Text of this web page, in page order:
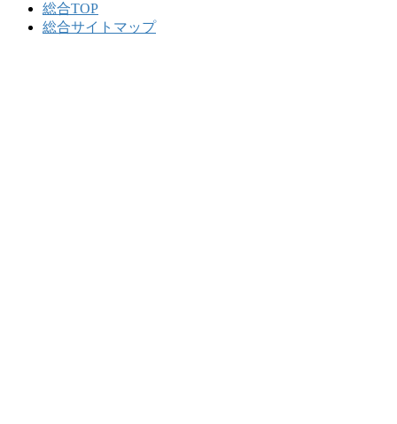
総合TOP
総合サイトマップ